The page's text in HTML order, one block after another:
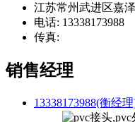
江苏常州武进区嘉
电话: 13338173988
传真:
销售经理
13338173988(衡经